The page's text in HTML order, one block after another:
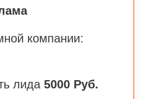
компании:
лида 5000 Руб.